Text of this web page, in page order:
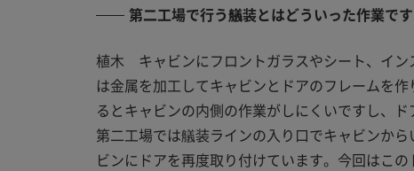
第二工場で行う艤装とはどういった作業です
植木 キャビンにフロントガラスやシート、イン
は金属を加工してキャビンとドアのフレームを
るとキャビンの内側の作業がしにくいですし、
第二工場では艤装ラインの入り口でキャビンか
ビンにドアを再度取り付けています。今回はこ